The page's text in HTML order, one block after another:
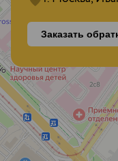
Заказать